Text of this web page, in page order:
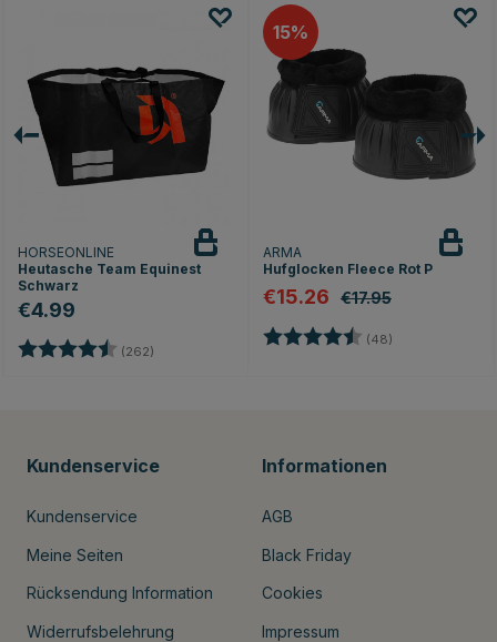
HORSEONLINE
Heutasche Team Equinest
Schwarz
€4.99
Bewertung: (262) 4.7 von 5 Sternen
15
ARMA
Hufglocken Fleece Rot P
€15.26 €17.95
Bewertung: (48)
Kundenservice
Kundenservice
Meine Seiten
Rücksendung Information
Widerrufsbelehrung
Informationen
AGB
Black Friday
Cookies
Impressum